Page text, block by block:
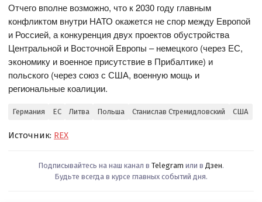
Отчего вполне возможно, что к 2030 году главным
конфликтом внутри НАТО окажется не спор между Европой
и Россией, а конкуренция двух проектов обустройства
Центральной и Восточной Европы – немецкого (через ЕС,
экономику и военное присутствие в Прибалтике) и
польского (через союз с США, военную мощь и
региональные коалиции.
Германия ЕС Литва Польша Станислав Стремидловский США
Источник: REX
Подписывайтесь на наш канал в Telegram или в Дзен.
Будьте всегда в курсе главных событий дня.